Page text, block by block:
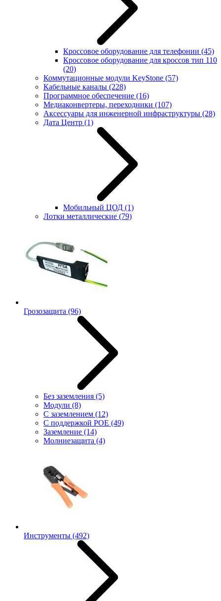
Кроссовое оборудование для телефонии (45)
Кроссовое оборудование для кроссов тип 110
(20)
Коммутационные модули KeyStone (57)
Кабельные каналы (228)
Программное обеспечение (16)
Медиаконвертеры, переходники (107)
Аксессуары для инженерной инфраструктуры (28)
Дата Центр (1)
Мобильный ЦОД (1)
Лотки металлические (79)
Грозозащита (96)
Без заземления (5)
Модули (8)
С заземлением (12)
С поддержкой POE (49)
Заземление (14)
Молниезащита (4)
Инструменты (492)